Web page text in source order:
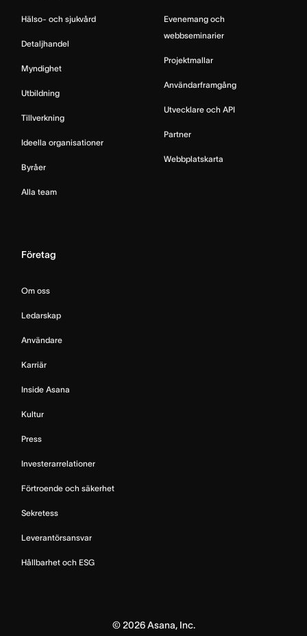
Hälso- och sjukvård
Detaljhandel
Myndighet
Utbildning
Tillverkning
Ideella organisationer
Byråer
Alla team
Evenemang och
webbseminarier
Projektmallar
Användarframgång
Utvecklare och API
Partner
Webbplatskarta
Företag
Om oss
Ledarskap
Användare
Karriär
Inside Asana
Kultur
Press
Investerarrelationer
Förtroende och säkerhet
Sekretess
Leverantörsansvar
Hållbarhet och ESG
©2026Asana, Inc.